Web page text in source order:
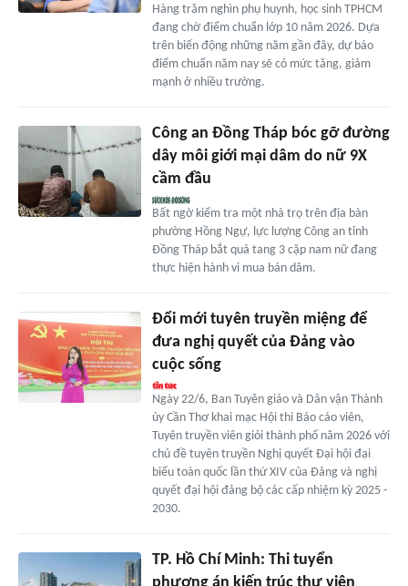
Hàng trăm nghìn phụ huynh, học sinh TPHCM
đang chờ điểm chuẩn lớp 10 năm 2026. Dựa
trên biến động những năm gần đây, dự báo
điểm chuẩn năm nay sẽ có mức tăng, giảm
mạnh ở nhiều trường.
Công an Đồng Tháp bóc gỡ đường
dây môi giới mại dâm do nữ 9X
cầm đầu
Bất ngờ kiểm tra một nhà trọ trên địa bàn
phường Hồng Ngự, lực lượng Công an tỉnh
Đồng Tháp bắt quả tang 3 cặp nam nữ đang
thực hiện hành vi mua bán dâm.
Đổi mới tuyên truyền miệng để
đưa nghị quyết của Đảng vào
cuộc sống
Ngày 22/6, Ban Tuyên giáo và Dân vận Thành
ủy Cần Thơ khai mạc Hội thi Báo cáo viên,
Tuyên truyền viên giỏi thành phố năm 2026 với
chủ đề tuyên truyền Nghị quyết Đại hội đại
biểu toàn quốc lần thứ XIV của Đảng và nghị
quyết đại hội đảng bộ các cấp nhiệm kỳ 2025 -
2030.
TP. Hồ Chí Minh: Thi tuyển
phương án kiến trúc thư viện